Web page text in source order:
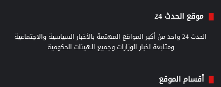
موقع الحدث 24
الحدث 24 واحد من أكبر المواقع المهتمة بالأخبار السياسية والاجتماعية
ومتابعة اخبار الوزارات وجميع الهيئات الحكومية
أقسام الموقع